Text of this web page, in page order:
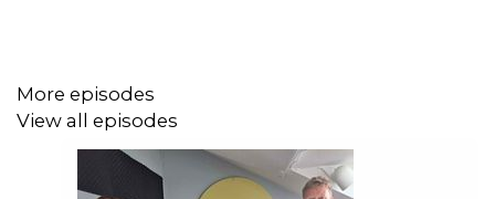
More episodes
View all episodes